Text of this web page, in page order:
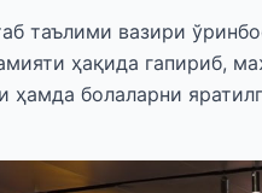
таълими вазири
ҳақида гапириб,
ҳамда болаларни